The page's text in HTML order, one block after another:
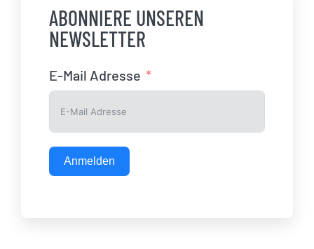
ABONNIERE UNSEREN
NEWSLETTER
E-Mail Adresse
Anmelden